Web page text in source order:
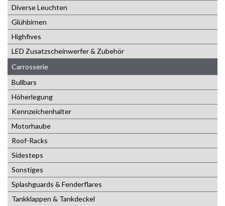
Diverse Leuchten
Glühbirnen
Highfives
LED Zusatzscheinwerfer & Zubehör
Carrosserie
Bullbars
Höherlegung
Kennzeichenhalter
Motorhaube
Roof-Racks
Sidesteps
Sonstiges
Splashguards & Fenderflares
Tankklappen & Tankdeckel